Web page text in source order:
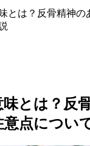
とは？反骨精神の
とは？反
意点につい